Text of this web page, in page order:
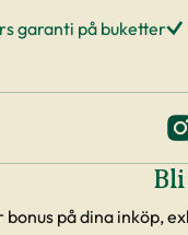
garanti på buketter
bonus på dina inköp,